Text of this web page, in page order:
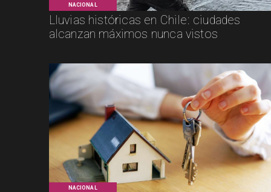
NACIONAL
Lluvias históricas en Chile: ciudades
alcanzan máximos nunca vistos
NACIONAL